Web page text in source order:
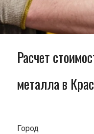
Расчет
металла в
Город